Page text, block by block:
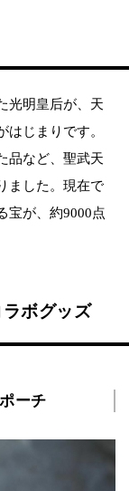
光明皇后が、天
じまりです。
品など、聖武天
ました。現在で
宝が、約9000点
ボグッズ
ーチ